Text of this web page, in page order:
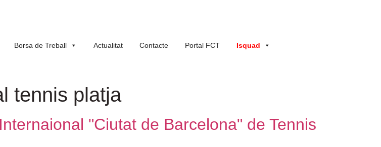
Borsa de Treball Actualitat Contacte Portal FCT Isquad
tennis platja
"Ciutat de Barcelona" de Tennis